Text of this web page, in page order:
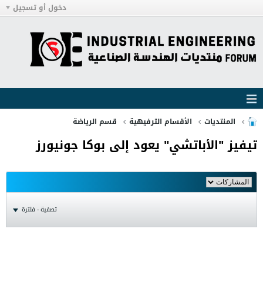
دخول أو تسجيل
المنتديات الأقسام الترفيهية قسم الرياضة
تيفيز "الأباتشي" يعود إلى بوكا جونيورز
تصفية - فلترة